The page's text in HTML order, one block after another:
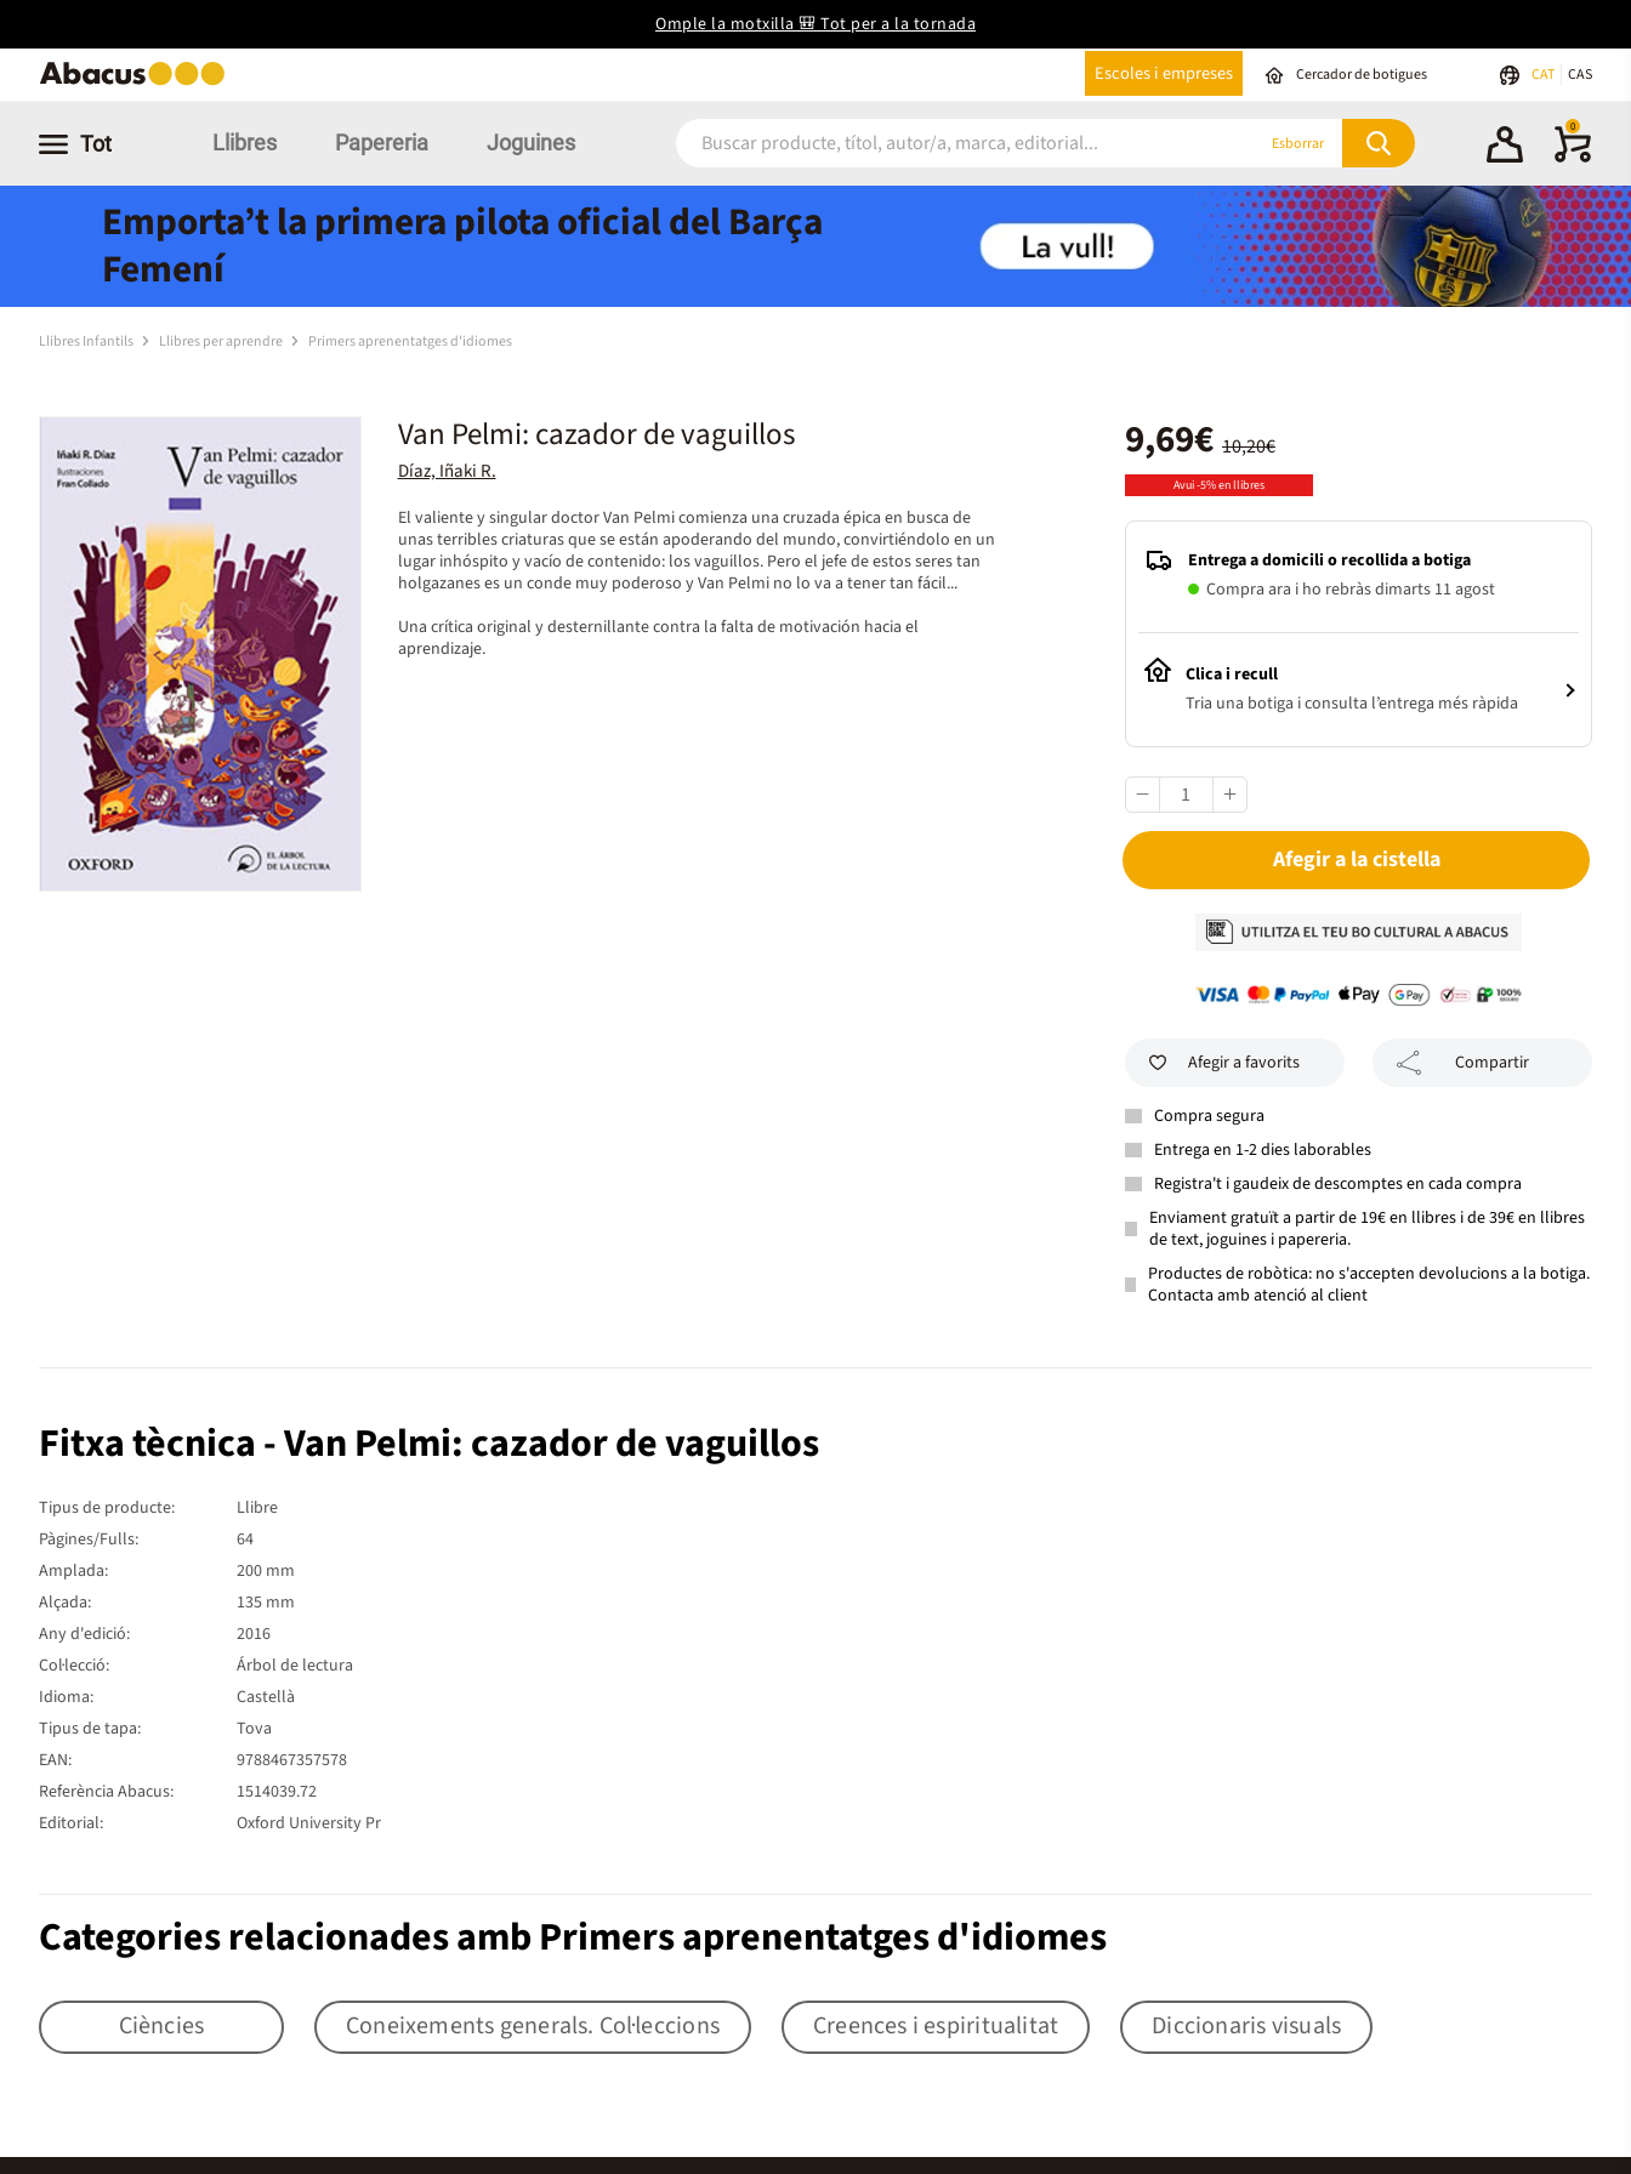
Omple la motxilla 🎒 Tot per a la tornada
Escoles i empreses Cercador de botigues CAT CAS
Tot Llibres Papereria Joguines Esborrar
0
Emporta’t la primera pilota oficial del Barça
Femení
Llibres Infantils Llibres per aprendre Primers aprenentatges d'idiomes
Van Pelmi: cazador de vaguillos
Díaz, Iñaki R.
El valiente y singular doctor Van Pelmi comienza una cruzada épica en busca de
unas terribles criaturas que se están apoderando del mundo, convirtiéndolo en un
lugar inhóspito y vacío de contenido: los vaguillos. Pero el jefe de estos seres tan
holgazanes es un conde muy poderoso y Van Pelmi no lo va a tener tan fácil...
Una crítica original y desternillante contra la falta de motivación hacia el
aprendizaje.
10,20€
9,69€
Avui -5% en llibres
Entrega a domicili o recollida a botiga
Compra ara i ho rebràs dimarts 11 agost
Clica i recull
Tria una botiga i consulta l’entrega més ràpida
Afegir a la cistella
Afegir a favorits Compartir
Compra segura
Entrega en 1-2 dies laborables
Registra't i gaudeix de descomptes en cada compra
Enviament gratuït a partir de 19€ en llibres i de 39€ en llibres
de text, joguines i papereria.
Productes de robòtica: no s'accepten devolucions a la botiga.
Contacta amb atenció al client
Fitxa tècnica - Van Pelmi: cazador de vaguillos
Tipus de producte:
Llibre
Pàgines/Fulls:
64
Amplada:
200 mm
Alçada:
135 mm
Any d'edició:
2016
Col·lecció:
Árbol de lectura
Idioma:
Castellà
Tipus de tapa:
Tova
EAN:
9788467357578
Referència Abacus:
1514039.72
Editorial:
Oxford University Pr
Categories relacionades amb Primers aprenentatges d'idiomes
Ciències Coneixements generals. Col·leccions Creences i espiritualitat Diccionaris visuals